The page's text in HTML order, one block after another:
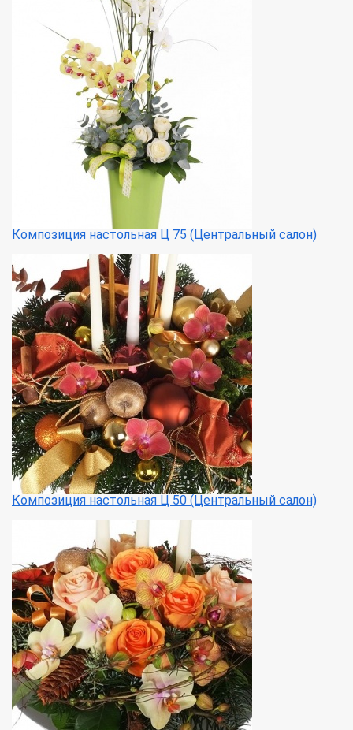
Композиция настольная Ц 75 (Центральный салон)
Композиция настольная Ц 50 (Центральный салон)